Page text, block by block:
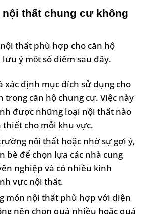
thất chung cư không
thất phù hợp cho căn hộ
ý một số điểm sau đây.
xác định mục đích sử dụng cho
trong căn hộ chung cư. Việc này
được những loại nội thất nào
thiết cho mỗi khu vực.
nội thất hoặc nhờ sự gợi ý,
bè để chọn lựa các nhà cung
nghiệp và có nhiều kinh
vực nội thất.
món nội thất phù hợp với diện
nên chọn quá nhiều hoặc quá